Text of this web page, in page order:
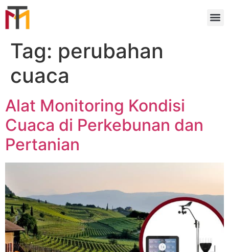
Tag: perubahan
cuaca
Alat Monitoring Kondisi
Cuaca di Perkebunan dan
Pertanian